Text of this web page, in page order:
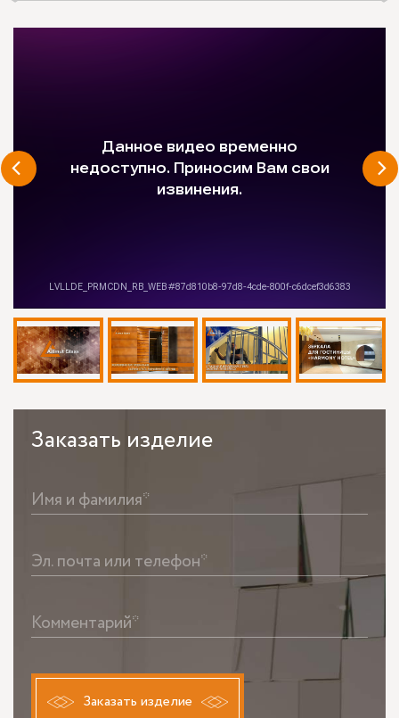
Заказать изделие
Имя и фамилия*
Эл. почта или телефон*
Комментарий*
Заказать изделие